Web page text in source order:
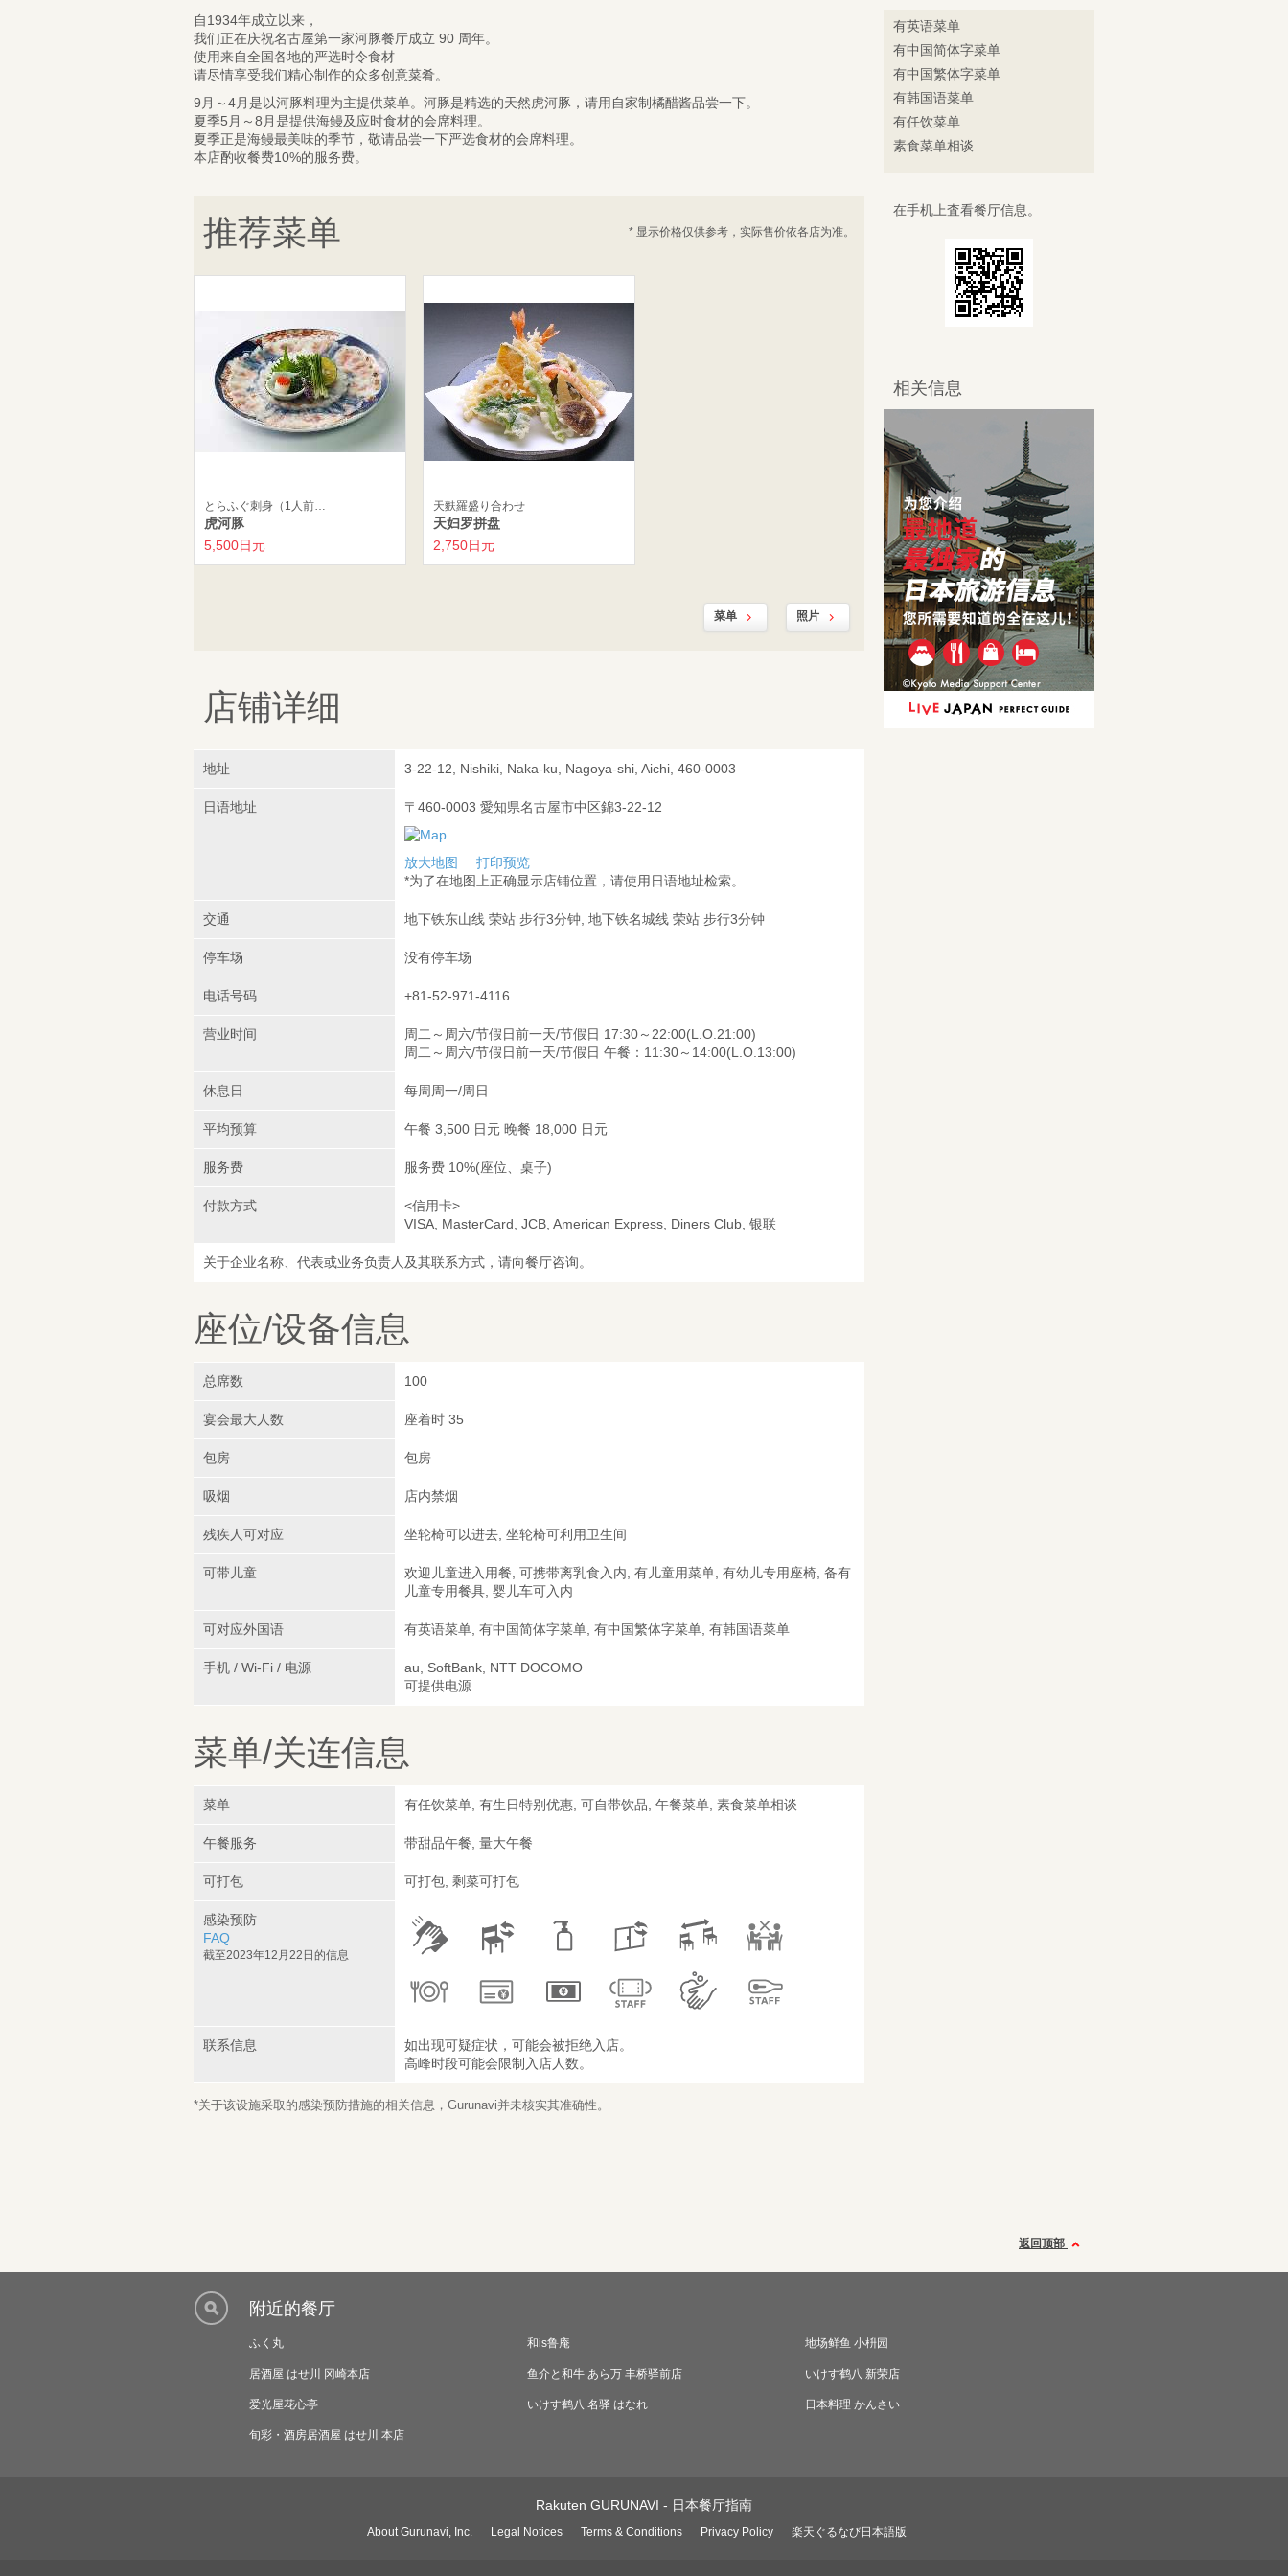
自1934年成立以来，
我们正在庆祝名古屋第一家河豚餐厅成立 90 周年。
使用来自全国各地的严选时令食材
请尽情享受我们精心制作的众多创意菜肴。
9月～4月是以河豚料理为主提供菜单。河豚是精选的天然虎河豚，请用自家制橘醋酱品尝一下。
夏季5月～8月是提供海鳗及应时食材的会席料理。
夏季正是海鳗最美味的季节，敬请品尝一下严选食材的会席料理。
本店酌收餐费10%的服务费。
推荐菜单 * 显示价格仅供参考，实际售价依各店为准。
とらふぐ刺身（1人前…
虎河豚
5,500日元
天麩羅盛り合わせ
天妇罗拼盘
2,750日元
菜单 照片
店铺详细
地址 3-22-12, Nishiki, Naka-ku, Nagoya-shi, Aichi, 460-0003
日语地址 〒460-0003 愛知県名古屋市中区錦3-22-12
放大地图
打印预览
*为了在地图上正确显示店铺位置，请使用日语地址检索。
交通 地下铁东山线 荣站 步行3分钟, 地下铁名城线 荣站 步行3分钟
停车场 没有停车场
电话号码 +81-52-971-4116
营业时间
周二～周六/节假日前一天/节假日 17:30～22:00(L.O.21:00)
周二～周六/节假日前一天/节假日 午餐：11:30～14:00(L.O.13:00)
休息日 每周周一/周日
平均预算 午餐 3,500 日元 晚餐 18,000 日元
服务费 服务费 10%(座位、桌子)
付款方式
<信用卡>
VISA, MasterCard, JCB, American Express, Diners Club, 银联
关于企业名称、代表或业务负责人及其联系方式，请向餐厅咨询。
座位/设备信息
总席数 100
宴会最大人数 座着时 35
包房 包房
吸烟 店内禁烟
残疾人可对应 坐轮椅可以进去, 坐轮椅可利用卫生间
可带儿童
欢迎儿童进入用餐, 可携带离乳食入内, 有儿童用菜单, 有幼儿专用座椅, 备有
儿童专用餐具, 婴儿车可入内
可对应外国语 有英语菜单, 有中国简体字菜单, 有中国繁体字菜单, 有韩国语菜单
手机 / Wi-Fi / 电源
au, SoftBank, NTT DOCOMO
可提供电源
菜单/关连信息
菜单 有任饮菜单, 有生日特别优惠, 可自带饮品, 午餐菜单, 素食菜单相谈
午餐服务 带甜品午餐, 量大午餐
可打包 可打包, 剩菜可打包
感染预防
FAQ
截至2023年12月22日的信息
联系信息
如出现可疑症状，可能会被拒绝入店。
高峰时段可能会限制入店人数。
*关于该设施采取的感染预防措施的相关信息，Gurunavi并未核实其准确性。
有英语菜单
有中国简体字菜单
有中国繁体字菜单
有韩国语菜单
有任饮菜单
素食菜单相谈
在手机上査看餐厅信息。
相关信息
返回顶部
附近的餐厅
ふく丸 和is鲁庵 地场鲜鱼 小枡园
居酒屋 はせ川 冈崎本店 鱼介と和牛 あら万 丰桥驿前店 いけす鹤八 新荣店
爱光屋花心亭 いけす鹤八 名驿 はなれ 日本料理 かんさい
旬彩・酒房居酒屋 はせ川 本店
Rakuten GURUNAVI - 日本餐厅指南
About Gurunavi, Inc. Legal Notices Terms & Conditions Privacy Policy 楽天ぐるなび日本語版